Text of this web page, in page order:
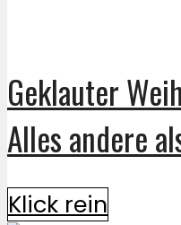
Geklauter
Alles andere
Klick rein